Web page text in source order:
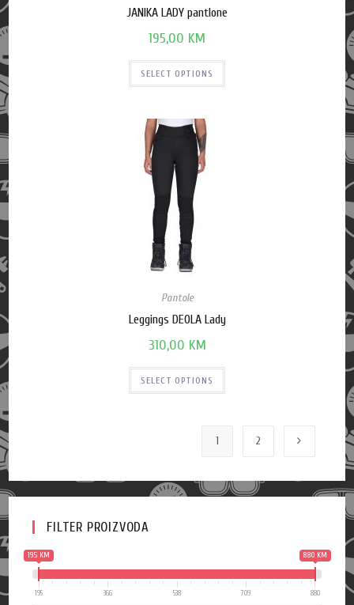
JANIKA LADY pantlone
195,00 KM
SELECT OPTIONS
Pantole
Leggings DEOLA Lady
310,00 KM
SELECT OPTIONS
1 2
FILTER PROIZVODA
195 KM 880 KM
195 366 538 709 880